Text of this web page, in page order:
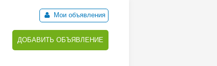
Мои объявления
ДОБАВИТЬ ОБЪЯВЛЕНИЕ